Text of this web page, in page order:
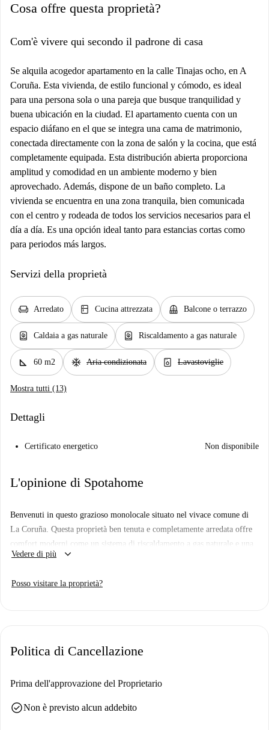
Cosa offre questa proprietà?
Com'è vivere qui secondo il padrone di casa
Se alquila acogedor apartamento en la calle Tinajas ocho, en A
Coruña. Esta vivienda, de estilo funcional y cómodo, es ideal
para una persona sola o una pareja que busque tranquilidad y
buena ubicación en la ciudad. El apartamento cuenta con un
espacio diáfano en el que se integra una cama de matrimonio,
conectada directamente con la zona de salón y la cocina, que está
completamente equipada. Esta distribución abierta proporciona
amplitud y comodidad en un ambiente moderno y bien
aprovechado. Además, dispone de un baño completo. La
vivienda se encuentra en una zona tranquila, bien comunicada
con el centro y rodeada de todos los servicios necesarios para el
día a día. Es una opción ideal tanto para estancias cortas como
para periodos más largos.
Servizi della proprietà
chair Arredato kitchen Cucina attrezzata balcony Balcone o terrazzo
water_heater Caldaia a gas naturale water_heater Riscaldamento a gas naturale
square_foot 60 m2 ac_unit Aria condizionata dishwasher_gen Lavastoviglie
Mostra tutti (13)
Dettagli
Certificato energetico Non disponibile
L'opinione di Spotahome
Benvenuti in questo grazioso monolocale situato nel vivace comune di
La Coruña. Questa proprietà ben tenuta e completamente arredata offre
comfort moderni come un sistema di riscaldamento a gas naturale e una
cucina attrezzata. Il monolocale include un balcone che offre un
domestici, garantendo un ambiente pulito e tranquillo. Le utenze, tra cui
Situato nel cuore di La Coruña, questo monolocale offre la vicinanza a
Deportivo Ciudad, al fast food San Francisco e alla Casa de Comidas
turistici come la Cidade Vella di La Coruña, la Praza de Azcárraga e la
Vedere di più keyboard_arrow_down
Posso visitare la proprietà?
Politica di Cancellazione
Prima dell'approvazione del Proprietario
check_circleNon è previsto alcun addebito